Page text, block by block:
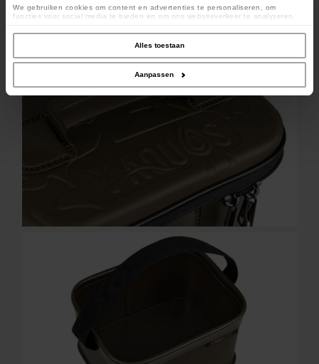
We gebruiken cookies om content en advertenties te personaliseren, om
functies voor social media te bieden en om ons websiteverkeer te analyseren.
social media, adverteren en analyse. Deze partners kunnen deze gegevens
combineren met andere informatie die u aan ze heeft verstrekt of die ze hebben
verzameld op basis van uw gebruik van hun services.
Alles toestaan
Aanpassen